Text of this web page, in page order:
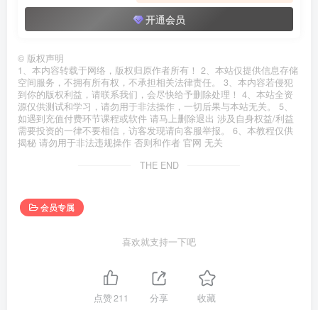
开通会员
© 版权声明
1、本内容转载于网络，版权归原作者所有！ 2、本站仅提供信息存储
空间服务，不拥有所有权，不承担相关法律责任。 3、本内容若侵犯
到你的版权利益，请联系我们，会尽快给予删除处理！ 4、本站全资
源仅供测试和学习，请勿用于非法操作，一切后果与本站无关。 5、
如遇到充值付费环节课程或软件 请马上删除退出 涉及自身权益/利益
需要投资的一律不要相信，访客发现请向客服举报。 6、本教程仅供
揭秘 请勿用于非法违规操作 否则和作者 官网 无关
THE END
会员专属
喜欢就支持一下吧
点赞211 分享 收藏